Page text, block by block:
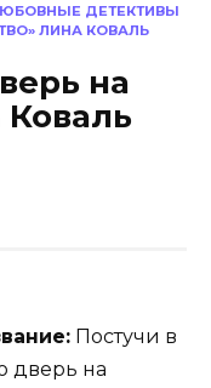
ДЕТЕКТИВЫ
ЛИНА КОВАЛЬ
на
Постучи в
дверь на